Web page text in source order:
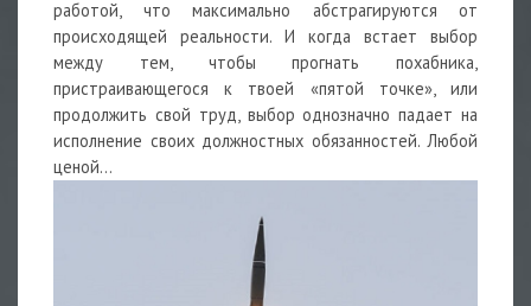
работой, что максимально абстрагируются от
происходящей реальности. И когда встает выбор
между тем, чтобы прогнать похабника,
пристраивающегося к твоей «пятой точке», или
продолжить свой труд, выбор однозначно падает на
исполнение своих должностных обязанностей. Любой
ценой…